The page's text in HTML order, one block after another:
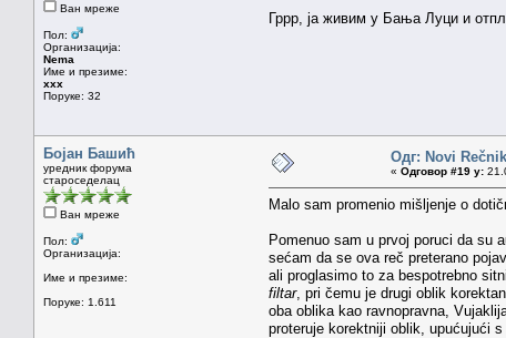
Ван мреже
Пол:
Организација:
Nema
Име и презиме:
xxx
Поруке: 32
Гррр, ја живим у Бања Луци и
Бојан Башић
уредник форума
староседелац
Ван мреже
Пол:
Организација:
Име и презиме:
Поруке: 1.611
Одг: Novi
« Одговор #19 у:
Malo sam promenio mišljenje o
Pomenuo sam u prvoj poruci da su
sećam da se ova reč preterano
ali proglasimo to za bespotrebno
filtar, pri čemu je drugi oblik
oba oblika kao ravnopravna,
proteruje korektniji oblik, upućujući s